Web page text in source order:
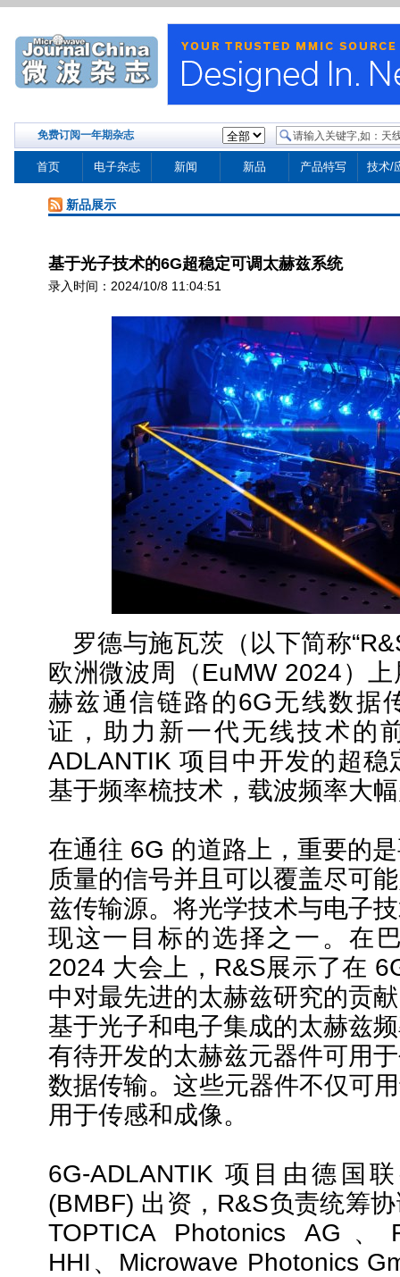
免费订阅一年期杂志
首页 电子杂志 新闻 新品 产品特写 技术/
新品展示
基于光子技术的6G超稳定可调太赫兹系统
录入时间：2024/10/8 11:04:51
罗德与施瓦茨（以下简称
欧洲微波周（EuMW 2024）
赫兹通信链路的6G无线数据
证，助力新一代无线技术的
ADLANTIK 项目中开发的超
基于频率梳技术，载波频率大
在通往 6G 的道路上，重要的
质量的信号并且可以覆盖尽可
兹传输源。将光学技术与电子
现这一目标的选择之一。在
2024 大会上，R&S展示了在
中对最先进的太赫兹研究的贡
基于光子和电子集成的太赫兹
有待开发的太赫兹元器件可用
数据传输。这些元器件不仅可
用于传感和成像。
6G-ADLANTIK 项目由德国
(BMBF) 出资，R&S负责统筹
TOPTICA Photonics AG、
HHI、Microwave Photonics